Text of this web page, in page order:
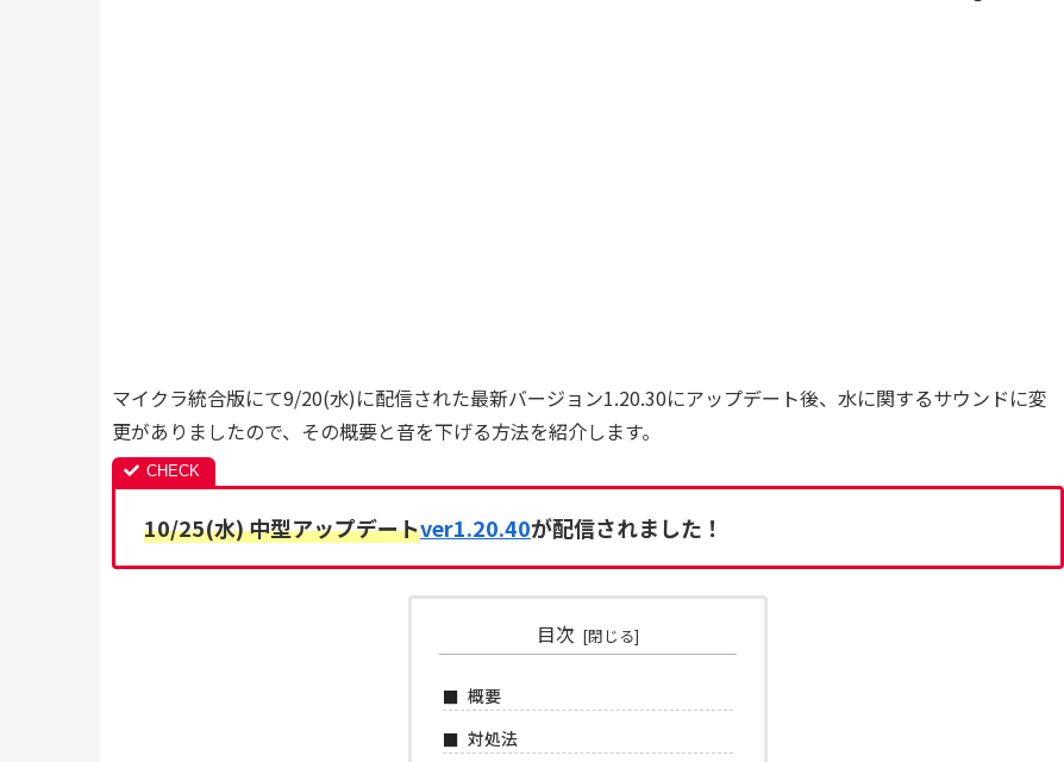
マイクラ統合版にて9/20(水)に配信された最新バージョン1.20.30にアップデート後、水に関するサウンドに変
更がありましたので、その概要と音を下げる方法を紹介します。
10/25(水) 中型アップデートver1.20.40が配信されました！
目次
概要
対処法